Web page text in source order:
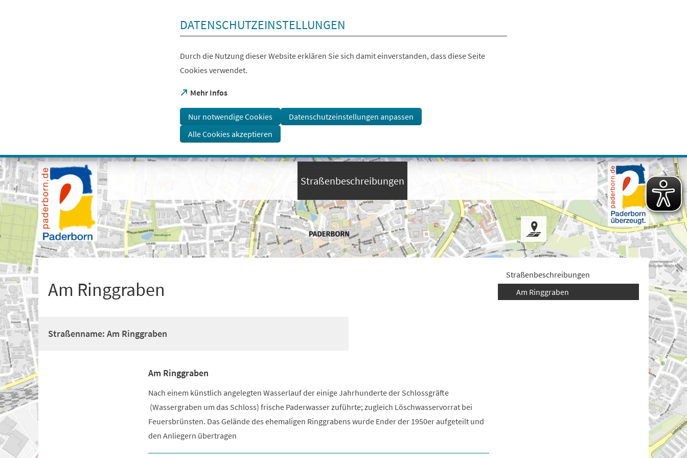
Visuelle
Assistenzsoftware
öffnen.
Mit
der
Tastatur
erreichbar
über
+
DATENSCHUTZEINSTELLUNGEN
Durch die Nutzung dieser Website erklären Sie sich damit einverstanden, dass diese Seite
Cookies verwendet.
Mehr Infos
(Öffnet
einem
neuen
Tab)
Nur notwendige Cookies
Datenschutzeinstellungen anpassen
Alle Cookies akzeptieren
Straßenbeschreibungen
Am Ringgraben
Straßenname: Am Ringgraben
Am Ringgraben
Nach einem künstlich angelegten Wasserlauf der einige Jahrhunderte der Schlossgräfte
(Wassergraben um das Schloss) frische Paderwasser zuführte; zugleich Löschwasservorrat bei
Feuersbrünsten. Das Gelände des ehemaligen Ringgrabens wurde Ender der 1950er aufgeteilt und
den Anliegern übertragen
Straßenbeschreibungen
Am Ringgraben